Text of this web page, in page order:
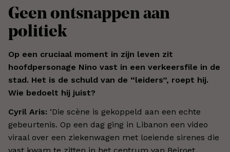
Geen ontsnappen aan
politiek
Op een cruciaal moment in zijn leven zit
hoofdpersonage Nino vast in een verkeersfile in de
stad. Het is de schuld van de “leiders”, roept hij.
Wie bedoelt hij juist?
Cyril Aris: ‘Die scène is gekoppeld aan een echte
gebeurtenis. Op een dag ging in Libanon een video
viraal over een ziekenwagen met loeiende sirenes die